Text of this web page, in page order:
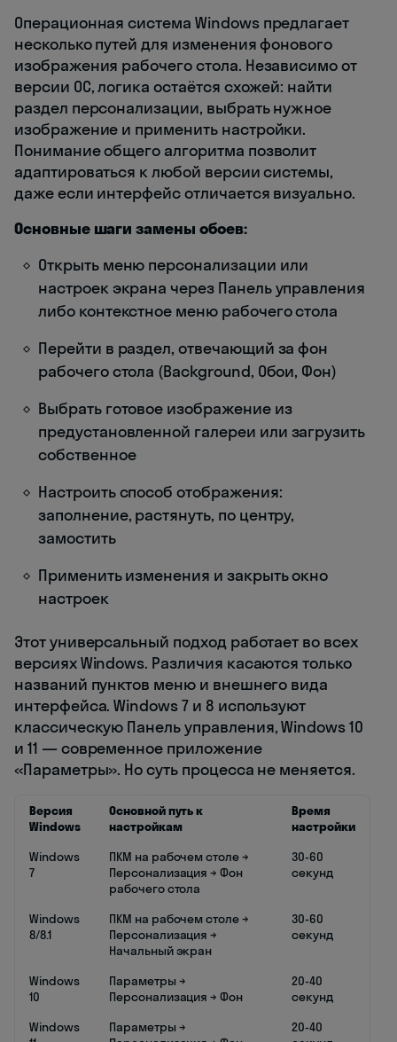
Операционная система Windows предлагает
несколько путей для изменения фонового
изображения рабочего стола. Независимо от
версии ОС, логика остаётся схожей: найти
раздел персонализации, выбрать нужное
изображение и применить настройки.
Понимание общего алгоритма позволит
адаптироваться к любой версии системы,
даже если интерфейс отличается визуально.
Основные шаги замены обоев:
Открыть меню персонализации или
настроек экрана через Панель управления
либо контекстное меню рабочего стола
Перейти в раздел, отвечающий за фон
рабочего стола (Background, Обои, Фон)
Выбрать готовое изображение из
предустановленной галереи или загрузить
собственное
Настроить способ отображения:
заполнение, растянуть, по центру,
замостить
Применить изменения и закрыть окно
настроек
Этот универсальный подход работает во всех
версиях Windows. Различия касаются только
названий пунктов меню и внешнего вида
интерфейса. Windows 7 и 8 используют
классическую Панель управления, Windows 10
и 11 — современное приложение
«Параметры». Но суть процесса не меняется.
Версия
Windows
Основной путь к
настройкам
Время
настройки
Windows
7
ПКМ на рабочем столе →
Персонализация → Фон
рабочего стола
30-60
секунд
Windows
8/8.1
ПКМ на рабочем столе →
Персонализация →
Начальный экран
30-60
секунд
Windows
10
Параметры →
Персонализация → Фон
20-40
секунд
Windows
Параметры →
20-40